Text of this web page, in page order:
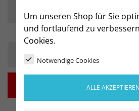
Um unseren Shop für Sie
und fortlaufend zu
Cookies.
Notwendige Cookies
ALLE AKZEPTIEREN
IN DEN